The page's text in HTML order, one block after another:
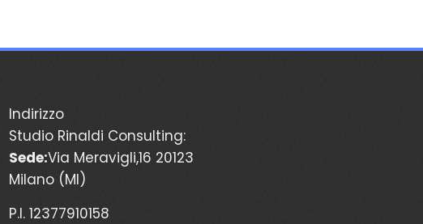
Indirizzo
Studio Rinaldi Consulting:
Sede:Via Meravigli,16 20123
Milano (MI)
P.I. 12377910158